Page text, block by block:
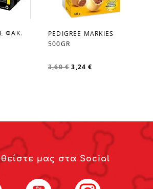
ΦΑΚ.
favorite_border
PEDIGREE MARKIES
500GR
3,60 € 3,24 €
μας στα Social
Facebook YouTube Instagram